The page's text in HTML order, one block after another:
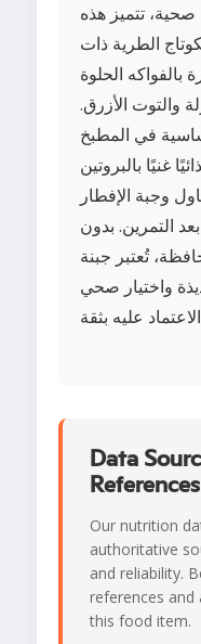
تتميز هذه
الطرية ذات
بالفواكه الحلوة
والتوت الأزرق.
في المطبخ
غنيًا بالبروتين
وجبة الإفطار
التمرين. بدون
تُعتبر جبنة
واختيار صحي
Data
References
Our nutrition
authoritative
and reliability.
references
this food item.